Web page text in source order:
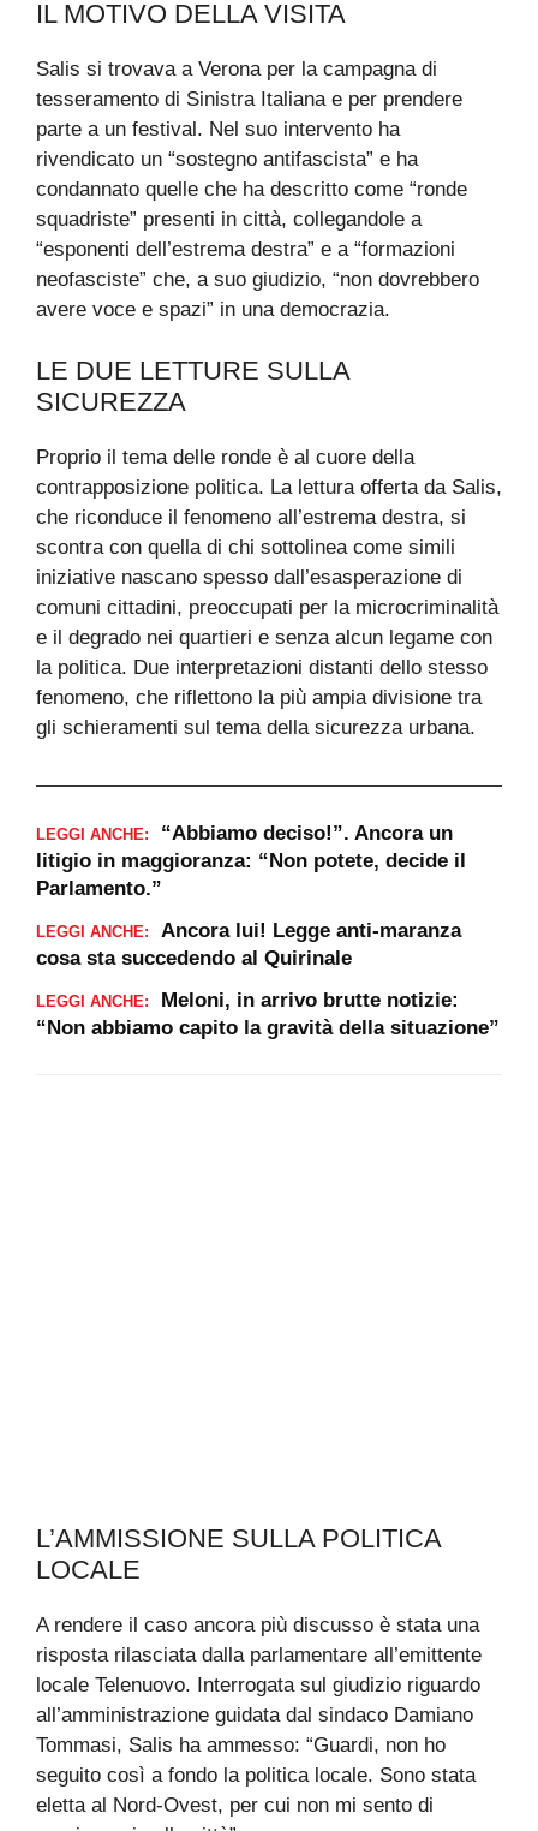
IL MOTIVO DELLA VISITA
Salis si trovava a Verona per la campagna di
tesseramento di Sinistra Italiana e per prendere
parte a un festival. Nel suo intervento ha
rivendicato un “sostegno antifascista” e ha
condannato quelle che ha descritto come “ronde
squadriste” presenti in città, collegandole a
“esponenti dell’estrema destra” e a “formazioni
neofasciste” che, a suo giudizio, “non dovrebbero
avere voce e spazi” in una democrazia.
LE DUE LETTURE SULLA
SICUREZZA
Proprio il tema delle ronde è al cuore della
contrapposizione politica. La lettura offerta da Salis,
che riconduce il fenomeno all’estrema destra, si
scontra con quella di chi sottolinea come simili
iniziative nascano spesso dall’esasperazione di
comuni cittadini, preoccupati per la microcriminalità
e il degrado nei quartieri e senza alcun legame con
la politica. Due interpretazioni distanti dello stesso
fenomeno, che riflettono la più ampia divisione tra
gli schieramenti sul tema della sicurezza urbana.
LEGGI ANCHE:
“Abbiamo deciso!”. Ancora un
litigio in maggioranza: “Non potete, decide il
Parlamento.”
LEGGI ANCHE:
Ancora lui! Legge anti-maranza
cosa sta succedendo al Quirinale
LEGGI ANCHE:
Meloni, in arrivo brutte notizie:
“Non abbiamo capito la gravità della situazione”
L’AMMISSIONE SULLA POLITICA
LOCALE
A rendere il caso ancora più discusso è stata una
risposta rilasciata dalla parlamentare all’emittente
locale Telenuovo. Interrogata sul giudizio riguardo
all’amministrazione guidata dal sindaco Damiano
Tommasi, Salis ha ammesso: “Guardi, non ho
seguito così a fondo la politica locale. Sono stata
eletta al Nord-Ovest, per cui non mi sento di